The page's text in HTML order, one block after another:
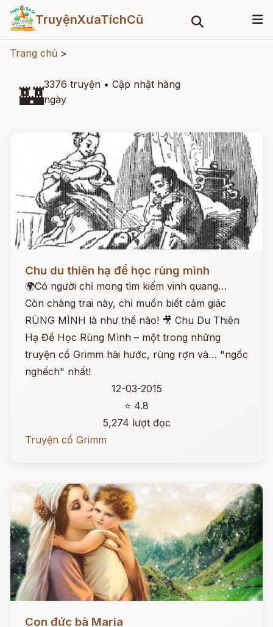
TruyệnXưaTíchCũ
Trang chủ >
🏰3376 truyện • Cập nhật hàng
ngày
Chu du thiên hạ để học rùng mình
🌍Có người chỉ mong tìm kiếm vinh quang…
Còn chàng trai này, chỉ muốn biết cảm giác
RÙNG MÌNH là như thế nào! 🎥 Chu Du Thiên
Hạ Để Học Rùng Mình – một trong những
truyện cổ Grimm hài hước, rùng rợn và… "ngốc
nghếch" nhất!
12-03-2015
⭐ 4.8
5,274 lượt đọc
Truyện cổ Grimm
Con đức bà Maria